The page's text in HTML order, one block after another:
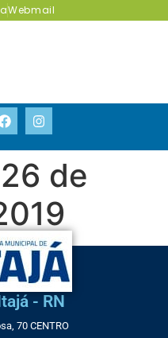
Webmail
de
- RN
70 CENTRO